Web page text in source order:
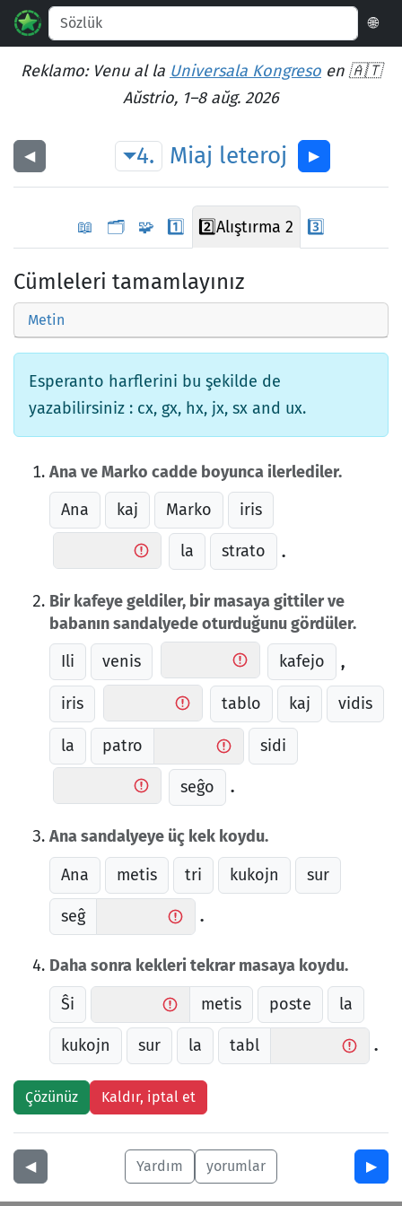
🌐
Reklamo: Venu al la Universala Kongreso en 🇦🇹
Aŭstrio, 1–8 aŭg. 2026
◀︎ 4. Miaj leteroj ▶︎
📖 🗂️ 🧩 1️⃣ 2️⃣Alıştırma 2 3️⃣
Cümleleri tamamlayınız
Metin
Esperanto harflerini bu şekilde de
yazabilirsiniz : cx, gx, hx, jx, sx and ux.
Ana ve Marko cadde boyunca ilerlediler.
Ana
kaj Marko iris
la strato .
Bir kafeye geldiler, bir masaya gittiler ve
babanın sandalyede oturduğunu gördüler.
Ili
venis kafejo ,
iris tablo kaj vidis
la patro sidi
seĝo .
Ana sandalyeye üç kek koydu.
Ana
metis tri kukojn sur
seĝ .
Daha sonra kekleri tekrar masaya koydu.
Ŝi
metis poste la
kukojn sur la tabl .
◀︎ Yardım yorumlar ▶︎